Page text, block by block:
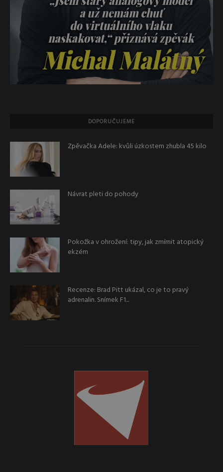
DOPORUČUJEME
Zpěvačka Adele: kvůli úzkostem zhubla 45 kilo
Návrat pleti do pohody
Pokožka v ohrožení: tipy, jak zmírnit atopický
ekzém
Recenze: Brad Pitt ukázal, co je to pravý
adrenalin. Snímek F1...